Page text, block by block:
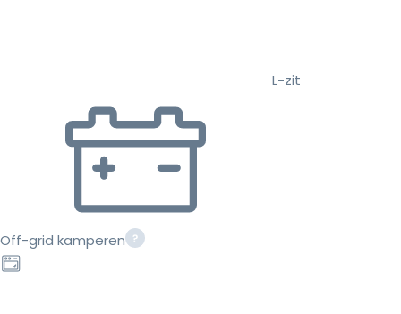
L-zit
Off-grid kamperen